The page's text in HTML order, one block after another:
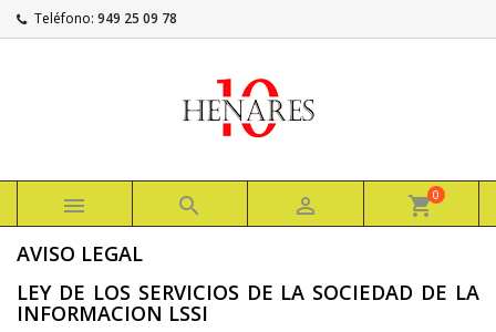
Teléfono: 949 25 09 78
   shopping_cart0
AVISO LEGAL
LEY DE LOS SERVICIOS DE LA SOCIEDAD DE LA
INFORMACION LSSI